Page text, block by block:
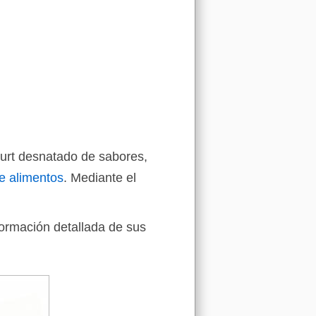
desnatado de sabores,
alimentos. Mediante el
detallada de sus